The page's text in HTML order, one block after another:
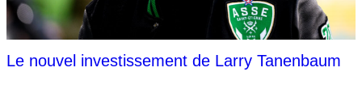
Le nouvel investissement de Larry Tanenbaum